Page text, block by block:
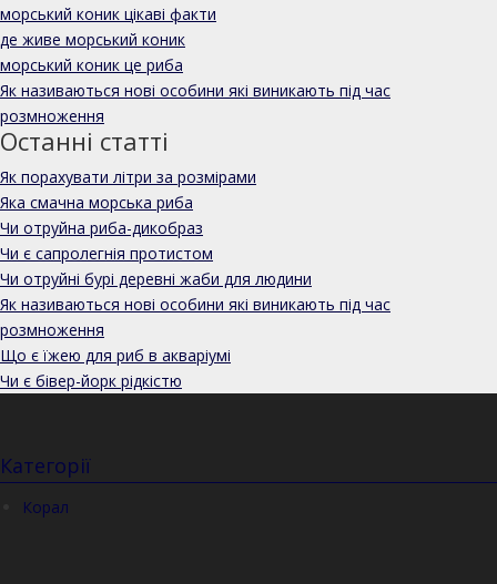
морський коник цікаві факти
де живе морський коник
морський коник це риба
Як називаються нові особини які виникають під час
розмноження
Останні статті
Як порахувати літри за розмірами
Яка смачна морська риба
Чи отруйна риба-дикобраз
Чи є сапролегнія протистом
Чи отруйні бурі деревні жаби для людини
Як називаються нові особини які виникають під час
розмноження
Що є їжею для риб в акваріумі
Чи є бівер-йорк рідкістю
Категорії
Корал